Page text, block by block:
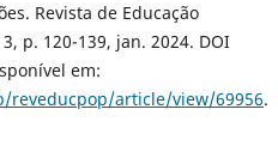
Revista de Educação
p. 120-139, jan. 2024. DOI
em:
article/view/69956.